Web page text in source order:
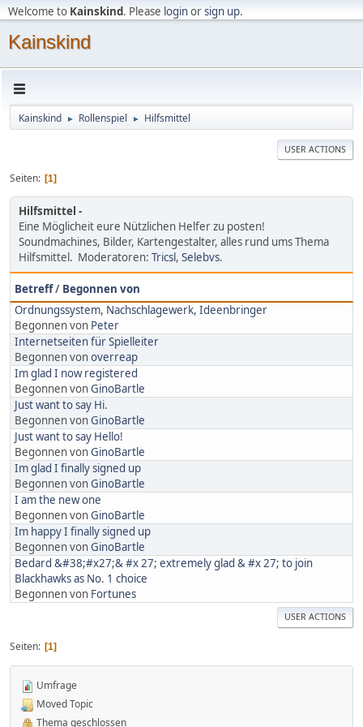
Welcome to Kainskind. Please loginorsign up.
Kainskind
Kainskind ► Rollenspiel ► Hilfsmittel
USER ACTIONS
Seiten 1
Hilfsmittel
Eine Möglicheit eure Nützlichen Helfer zu posten!
Soundmachines, Bilder, Kartengestalter, alles rund ums Thema
Hilfsmittel. Moderatoren: Tricsl , Selebvs.
Betreff/ Begonnen von
Ordnungssystem, Nachschlagewerk, Ideenbringer
Begonnen von Peter
Internetseiten für Spielleiter
Begonnen vonoverreap
Im glad I now registered
Begonnen vonGinoBartle
Just want to say Hi.
Begonnen vonGinoBartle
Just want to say Hello!
Begonnen vonGinoBartle
Im glad I finally signed up
Begonnen vonGinoBartle
I am the new one
Begonnen vonGinoBartle
Im happy I finally signed up
Begonnen vonGinoBartle
Bedard &#38;#x27;& #x 27; extremely glad & #x 27; to join
Blackhawks as No. 1 choice
Begonnen von Fortunes
USER ACTIONS
Seiten 1
Umfrage
Moved Topic
Thema geschlossen